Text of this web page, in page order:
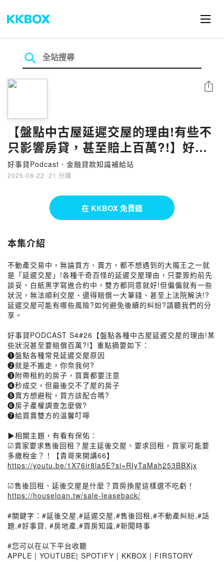
【盤點中古屋延遲交屋的理由!有些不
只影響房貸，甚至賠上百萬?!】好事
貸PODCAST S4#26(EP125)
好事貸Podcast．金融貸款知識補給站
2025-08-22 · 21 分鐘
分享
在 KKBOX 免費聽
本集介紹
不動產交易中，無論買方、賣方，都不想遇到的大魔王之一就
是「延遲交屋」!各種千奇百怪的延遲交屋理由，只要簽約前先
談妥、白紙黑字寫進合約中，雙方都同意就好!但偏偏就有一些
狀況，無法順利交屋、還得賠償一大筆錢、甚至上法院解決!?
延遲交屋可能有哪些風險?如何避免後續的糾紛?請聽我們的分
享。
好事貸PODCAST S4#26【盤點各種中古屋延遲交屋的理由!某
些狀況甚至要賠償百萬?!】重點摘要如下：
❶盤點各種常見延遲交屋原因
❷就是不搬走，你奈我何?
❸附帶租約的房子，買賣都要注意
❹秒成交，但最後交不了屋的房子
❺賣方想避稅，買方該配合嗎?
❻房子產權調查怎麼做?
❼給買賣雙方的溫馨叮嚀
▶相關主題，有看有保佑：
☑賣家要求售後回租？屋主延後交屋、要求回租，買家可能要
多繳稅金？！【貴哥來開講66】
https://youtu.be/1X76ir8la5E?si=RIyTaMah253BBXjx
☑售後回租、延後交屋是什麼？買房換屋這樣選不吃虧！
https://houseloan.tw/sale-leaseback/
#關鍵字：#延後交屋,#延遲交屋,#售後回租,#不動產糾紛,#話
題,#好事貸, #房地產,#買房知識,#新聞時事
#您可以在以下平台收聽
APPLE | YOUTUBE| SPOTIFY | KKBOX | FIRSTORY